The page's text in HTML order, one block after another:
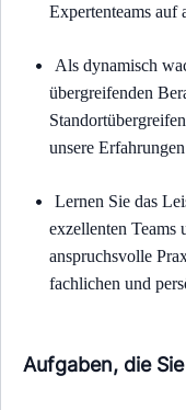
Expertenteams auf
Als dynamisch
übergreifenden
unsere
Lernen Sie das
exzellenten
anspruchsvolle
fachlichen und
Aufgaben, die